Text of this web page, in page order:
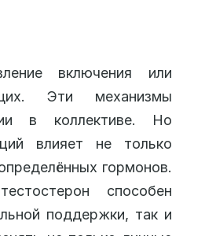
включения или
Эти механизмы
в коллективе. Но
влияет не только
гормонов.
способен
поддержки, так и